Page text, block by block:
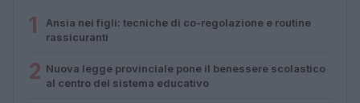
1
Ansia nei figli: tecniche di co-regolazione e routine
rassicuranti
2 Nuova legge provinciale pone il benessere scolastico
al centro del sistema educativo